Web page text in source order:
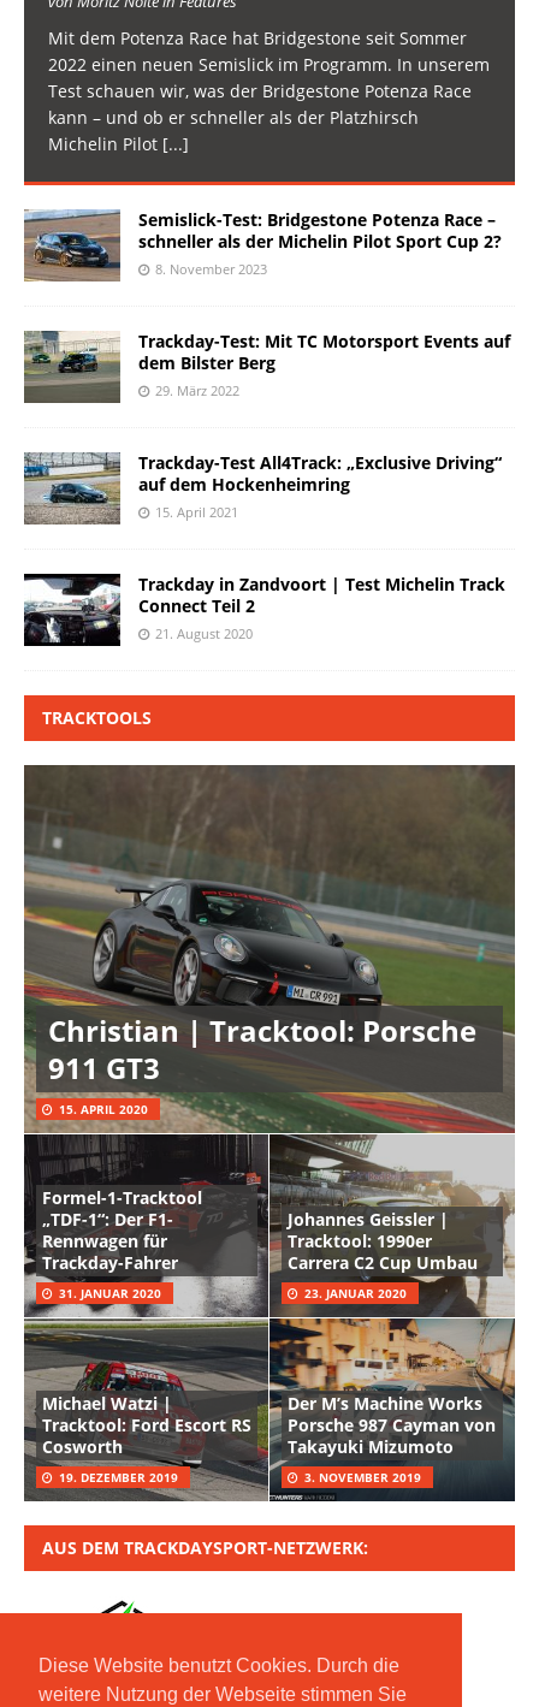
Diese Website benutzt Cookies. Durch die
weitere Nutzung der Webseite stimmen Sie
Mit dem Potenza Race hat Bridgestone seit Sommer
2022 einen neuen Semislick im Programm. In unserem
Test schauen wir, was der Bridgestone Potenza Race
kann – und ob er schneller als der Platzhirsch
Michelin Pilot [...]
Semislick-Test: Bridgestone Potenza Race –
schneller als der Michelin Pilot Sport Cup 2?
8. November 2023
Trackday-Test: Mit TC Motorsport Events auf
dem Bilster Berg
29. März 2022
Trackday-Test All4Track: „Exclusive Driving“
auf dem Hockenheimring
15. April 2021
Trackday in Zandvoort | Test Michelin Track
Connect Teil 2
21. August 2020
TRACKTOOLS
Christian | Tracktool: Porsche
911 GT3
15. APRIL 2020
Formel-1-Tracktool
„TDF-1“: Der F1-
Rennwagen für
Trackday-Fahrer
31. JANUAR 2020
Johannes Geissler |
Tracktool: 1990er
Carrera C2 Cup Umbau
23. JANUAR 2020
Michael Watzi |
Tracktool: Ford Escort RS
Cosworth
19. DEZEMBER 2019
Der M’s Machine Works
Porsche 987 Cayman von
Takayuki Mizumoto
3. NOVEMBER 2019
AUS DEM TRACKDAYSPORT-NETZWERK: